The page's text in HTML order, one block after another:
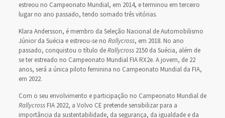
estreou no Campeonato Mundial, em 2014, e terminou em terceiro
lugar no ano passado, tendo somado três vitórias.
Klara Andersson, é membro da Seleção Nacional de Automobilismo
Júnior da Suécia e estreou-se no Rallycross, em 2018. No ano
passado, conquistou o título deRallycross2150 da Suécia, além de
se ter estreado no Campeonato Mundial FIA RX2e. A jovem, de 22
anos, será a única piloto feminina no Campeonato Mundial da FIA,
em 2022.
Com o seu envolvimento e participação no Campeonato Mundial de
RallycrossFIA 2022, a Volvo CE pretende sensibilizar para a
importância da sustentabilidade, da segurança, da igualdade e da